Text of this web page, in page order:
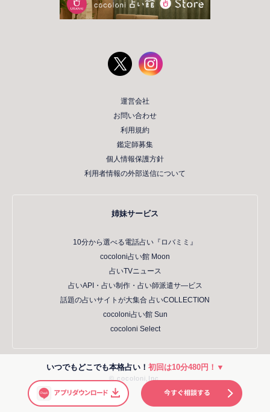
いつでもどこでも本格占い！ 初回は10分480円！▼
運営会社
お問い合わせ
利用規約
鑑定師募集
個人情報保護方針
利用者情報の外部送信について
姉妹サービス
10分から選べる電話占い『ロバミミ』
cocoloni占い館 Moon
占いTVニュース
占いAPI・占い制作・占い師派遣サ―ビス
話題の占いサイトが大集合 占いCOLLECTION
cocoloni占い館 Sun
cocoloni Select
© cocoloni,Inc.